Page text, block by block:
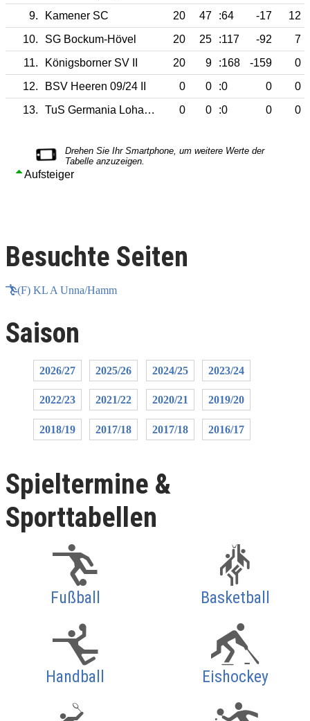
9.
Kamener SC 20 47 :64 -17
12
10.
SG Bockum-Hövel 20 25 :117 -92
7
11.
Königsborner SV II 20 9 :168 -159
0
12.
BSV Heeren 09/24 II 0 0 :0 0
0
13.
TuS Germania Lohauserholz II 0 0 :0 0 0
Aufsteiger
Besuchte Seiten
(F) KL A Unna/Hamm
Saison
2026/27 2025/26 2024/25 2023/24
2022/23 2021/22 2020/21 2019/20
2018/19 2017/18 2017/18 2016/17
Spieltermine &
Sporttabellen
Fußball Basketball
Handball Eishockey